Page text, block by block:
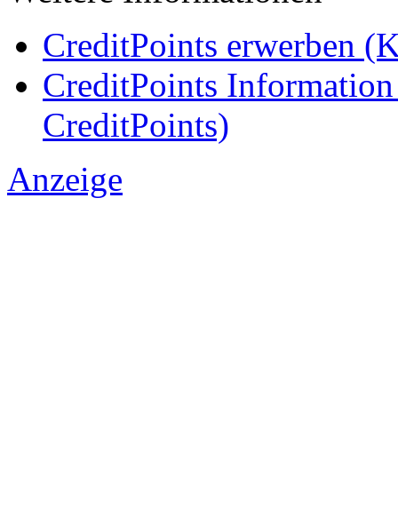
CreditPoints erwerben
CreditPoints
CreditPoints)
Anzeige